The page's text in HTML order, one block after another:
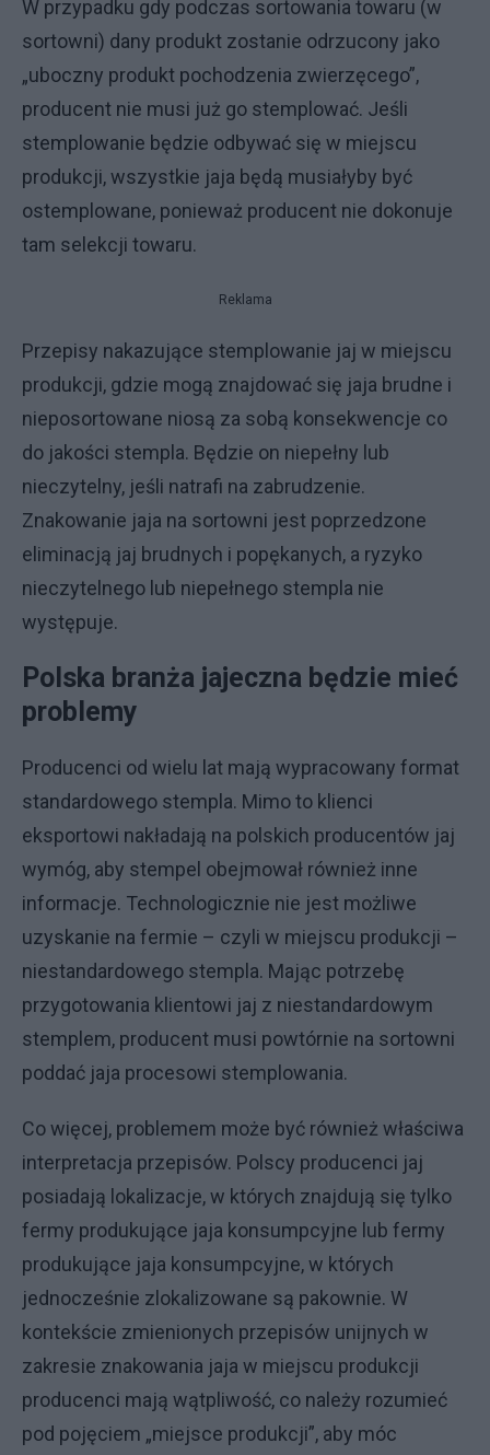
W przypadku gdy podczas sortowania towaru (w
sortowni) dany produkt zostanie odrzucony jako
„uboczny produkt pochodzenia zwierzęcego”,
producent nie musi już go stemplować. Jeśli
stemplowanie będzie odbywać się w miejscu
produkcji, wszystkie jaja będą musiałyby być
ostemplowane, ponieważ producent nie dokonuje
tam selekcji towaru.
Reklama
Przepisy nakazujące stemplowanie jaj w miejscu
produkcji, gdzie mogą znajdować się jaja brudne i
nieposortowane niosą za sobą konsekwencje co
do jakości stempla. Będzie on niepełny lub
nieczytelny, jeśli natrafi na zabrudzenie.
Znakowanie jaja na sortowni jest poprzedzone
eliminacją jaj brudnych i popękanych, a ryzyko
nieczytelnego lub niepełnego stempla nie
występuje.
Polska branża jajeczna będzie mieć
problemy
Producenci od wielu lat mają wypracowany format
standardowego stempla. Mimo to klienci
eksportowi nakładają na polskich producentów jaj
wymóg, aby stempel obejmował również inne
informacje. Technologicznie nie jest możliwe
uzyskanie na fermie – czyli w miejscu produkcji –
niestandardowego stempla. Mając potrzebę
przygotowania klientowi jaj z niestandardowym
stemplem, producent musi powtórnie na sortowni
poddać jaja procesowi stemplowania.
Co więcej, problemem może być również właściwa
interpretacja przepisów. Polscy producenci jaj
posiadają lokalizacje, w których znajdują się tylko
fermy produkujące jaja konsumpcyjne lub fermy
produkujące jaja konsumpcyjne, w których
jednocześnie zlokalizowane są pakownie. W
kontekście zmienionych przepisów unijnych w
zakresie znakowania jaja w miejscu produkcji
producenci mają wątpliwość, co należy rozumieć
pod pojęciem „miejsce produkcji”, aby móc